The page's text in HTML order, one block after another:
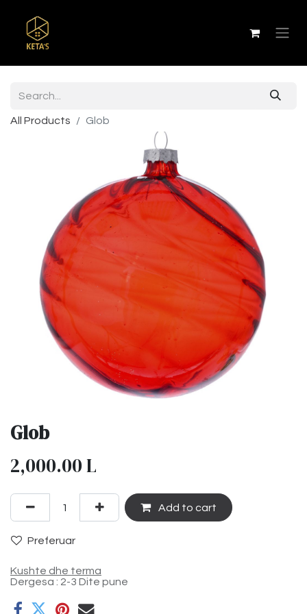
All Products Glob
Glob
2,000.00L
Add to cart
Preferuar
Kushte dhe terma
Dergesa : 2-3 Dite pune